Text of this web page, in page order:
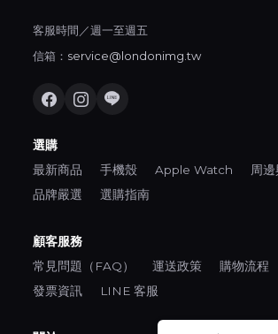
客服時間／週一至週五
信箱： service@londonimg.tw
選購
最新商品 手機殼 Apple Watch
周
品牌嚴選
選購指南
顧客服務
常見問題（FAQ） 運送政策 購物流程
發票資訊
LINE 客服